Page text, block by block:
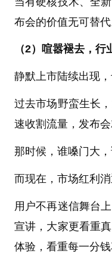
布会的价值无可替代
（2）喧嚣褪去，
静默上市陆续出现，
过去市场野蛮生长
速收割流量，发布
那时候，谁嗓门大
而现在，市场红利
用户不再迷信舞台
宣讲，大家更看重
体验，看重每一分钱